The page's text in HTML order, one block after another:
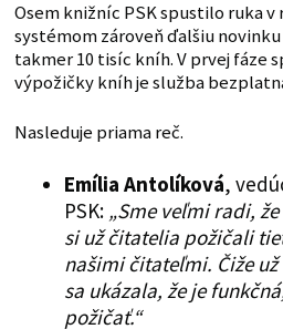
Osem knižníc PSK spustilo ruka
systémom zároveň ďalšiu
takmer 10 tisíc kníh. V prvej fáze
výpožičky kníh je služba
Nasleduje priama reč.
Emília Antolíková,
PSK: „Sme veľmi radi,
si už čitatelia požičali
našimi čitateľmi. Čiže
sa ukázala, že je
požičať.“